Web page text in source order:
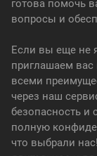
готова помочь
вопросы и
Если вы еще не
приглашаем вас
всеми
через наш
безопасность и
полную
что выбрали